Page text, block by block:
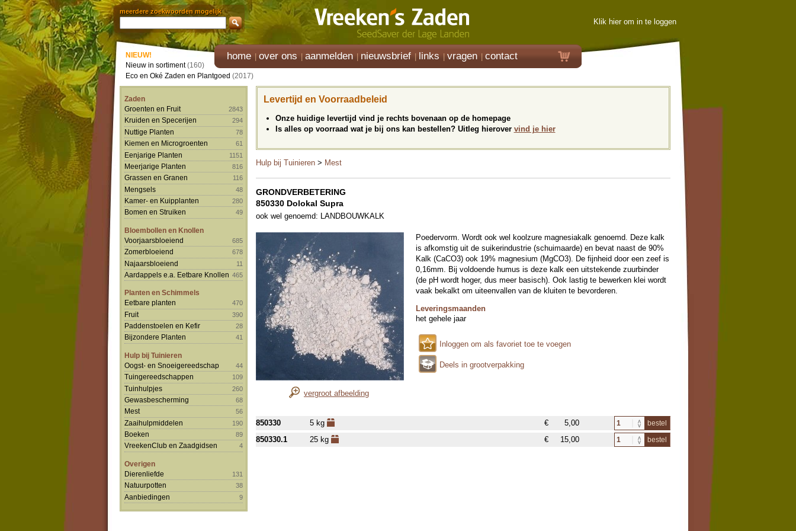
meerdere zoekwoorden mogelijk
Klik hier om in te loggen
home over ons aanmelden nieuwsbrief links vragen contact
NIEUW!
Nieuw in sortiment(160)
Eco en Oké Zaden en Plantgoed (2017)
Zaden
Groenten en Fruit
2843
Kruiden en Specerijen 294
Nuttige Planten 78
Kiemen en Microgroenten 61
Eenjarige Planten 1151
Meerjarige Planten 816
Grassen en Granen 116
Mengsels 48
Kamer- en Kuipplanten 280
Bomen en Struiken 49
Bloembollen en Knollen
Voorjaarsbloeiend
685
Zomerbloeiend 678
Najaarsbloeiend 11
Aardappels e.a. Eetbare Knollen 465
Planten en Schimmels
Eetbare planten
470
Fruit 390
Paddenstoelen en Kefir 28
Bijzondere Planten 41
Hulp bij Tuinieren
Oogst- en Snoeigereedschap
44
Tuingereedschappen 109
Tuinhulpjes 260
Gewasbescherming 68
Mest 56
Zaaihulpmiddelen 190
Boeken 89
VreekenClub en Zaadgidsen 4
Overigen
Dierenliefde
131
Natuurpotten 38
Aanbiedingen 9
Levertijd en Voorraadbeleid
Onze huidige levertijd vind je rechts bovenaan op de homepage
Is alles op voorraad wat je bij ons kan bestellen? Uitleg hierover vind je hier
Hulp bij Tuinieren > Mest
GRONDVERBETERING
850330 Dolokal Supra
ook wel genoemd: LANDBOUWKALK
vergroot afbeelding
Poedervorm. Wordt ook wel koolzure magnesiakalk genoemd. Deze kalk
is afkomstig uit de suikerindustrie (schuimaarde) en bevat naast de 90%
Kalk (CaCO3) ook 19% magnesium (MgCO3). De fijnheid door een zeef is
0,16mm. Bij voldoende humus is deze kalk een uitstekende zuurbinder
(de pH wordt hoger, dus meer basisch). Ook lastig te bewerken klei wordt
vaak bekalkt om uiteenvallen van de kluiten te bevorderen.
Leveringsmaanden
het gehele jaar
Inloggen om als favoriet toe te voegen
Deels in grootverpakking
850330 5 kg € 5,00 bestel
850330.1 25 kg € 15,00 bestel